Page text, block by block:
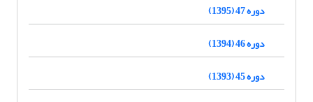
دوره 47 (1395)
دوره 46 (1394)
دوره 45 (1393)